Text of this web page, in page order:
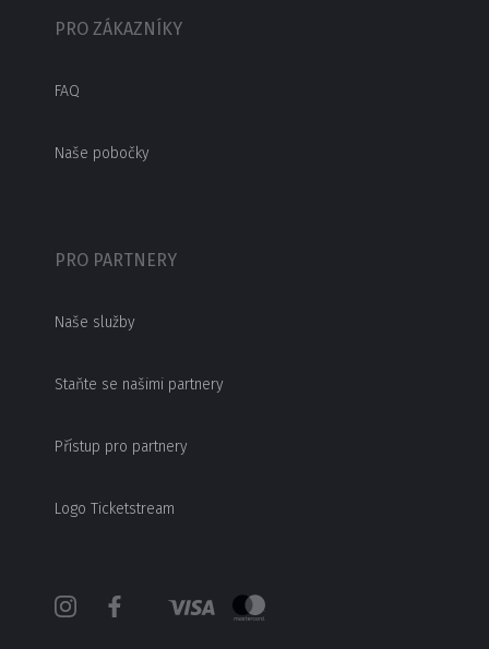
PRO ZÁKAZNÍKY
FAQ
Naše pobočky
PRO PARTNERY
Naše služby
Staňte se našimi partnery
Přístup pro partnery
Logo Ticketstream